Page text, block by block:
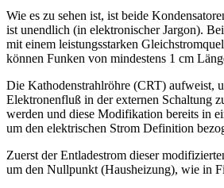
Wie es zu sehen ist, ist beide
ist unendlich (in elektronischer Jargon).
mit einem leistungsstarken
können Funken von mindestens 1 cm
Die Kathodenstrahlröhre (CRT) aufweist,
Elektronenfluß in der externen Schaltung
werden und diese Modifikation bereits in
um den elektrischen Strom Definition
Zuerst der Entladestrom dieser
um den Nullpunkt (Hausheizung), wie in